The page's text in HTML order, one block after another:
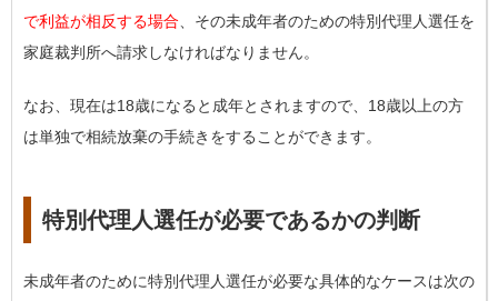
で利益が相反する場合 、その未成年者のための特別代理人選任を
家庭裁判所へ請求しなければなりません。
なお、現在は18歳になると成年とされますので、18歳以上の方
は単独で相続放棄の手続きをすることができます。
特別代理人選任が必要であるかの判断
未成年者のために特別代理人選任が必要な具体的なケースは次の